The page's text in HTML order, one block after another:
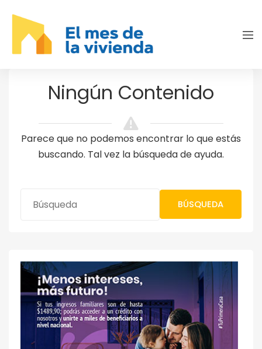
Ningún Contenido
Parece que no podemos encontrar lo que estás
buscando. Tal vez la búsqueda de ayuda.
BÚSQUEDA